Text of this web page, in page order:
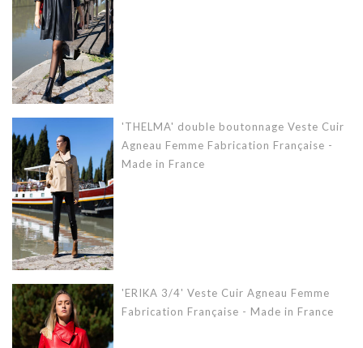
'THELMA' double boutonnage Veste Cuir
Agneau Femme Fabrication Française -
Made in France
'ERIKA 3/4' Veste Cuir Agneau Femme
Fabrication Française - Made in France